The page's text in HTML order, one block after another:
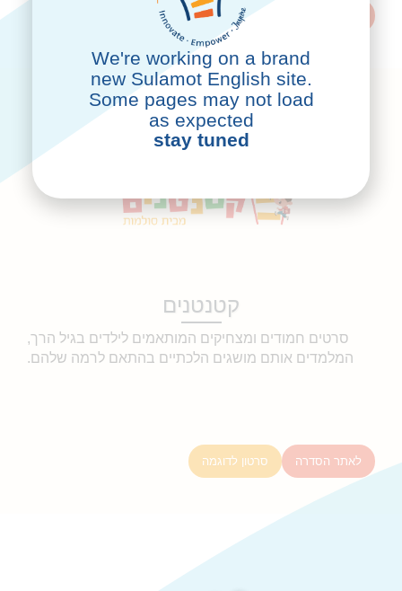
סרטון לדוגמה
קטנטנים
סרטים חמודים ומצחיקים המותאמים לילדים בגיל הרך,
המלמדים אותם מושגים הלכתיים בהתאם לרמה שלהם.
לאתר הסדרה סרטון לדוגמה
We're working on a brand
new Sulamot English site.
Some pages may not load
as expected
stay tuned